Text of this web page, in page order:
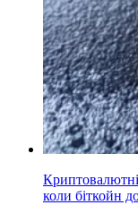
коли біткойн